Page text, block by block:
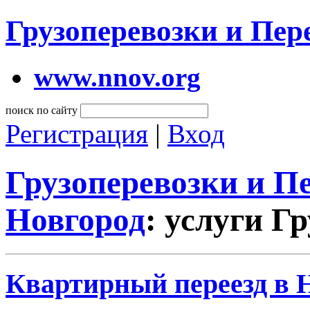
Грузоперевозки и
www.nnov.org
поиск по сайту
Регистрация | Вход
Грузоперевозки и
Новгород: услуги
Квартирный переезд в